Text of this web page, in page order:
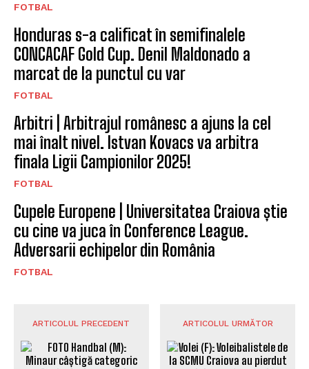
FOTBAL
Honduras s-a calificat în semifinalele
CONCACAF Gold Cup. Denil Maldonado a
marcat de la punctul cu var
FOTBAL
Arbitri | Arbitrajul românesc a ajuns la cel
mai înalt nivel. Istvan Kovacs va arbitra
finala Ligii Campionilor 2025!
FOTBAL
Cupele Europene | Universitatea Craiova știe
cu cine va juca în Conference League.
Adversarii echipelor din România
FOTBAL
ARTICOLUL PRECEDENT ARTICOLUL URMĂTOR